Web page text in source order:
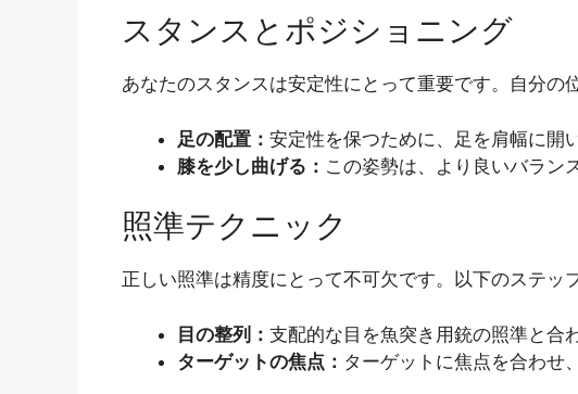
スタンスとポジショニング
あなたのスタンスは安定性にとって重要です。自分の
足の配置： 安定性を保つために、足を肩幅に開
膝を少し曲げる： この姿勢は、より良いバラン
照準テクニック
正しい照準は精度にとって不可欠です。以下のステッ
目の整列： 支配的な目を魚突き用銃の照準と合
ターゲットの焦点： ターゲットに焦点を合わせ